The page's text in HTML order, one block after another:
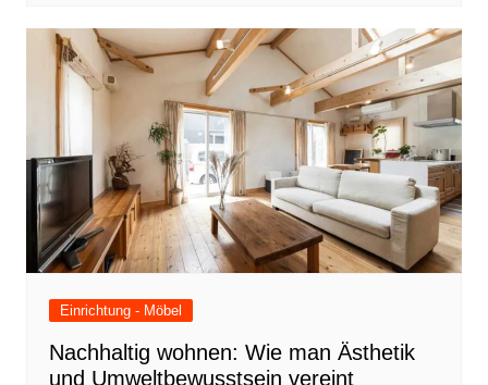
Einrichtung - Möbel
Nachhaltig wohnen: Wie man Ästhetik
und Umweltbewusstsein vereint